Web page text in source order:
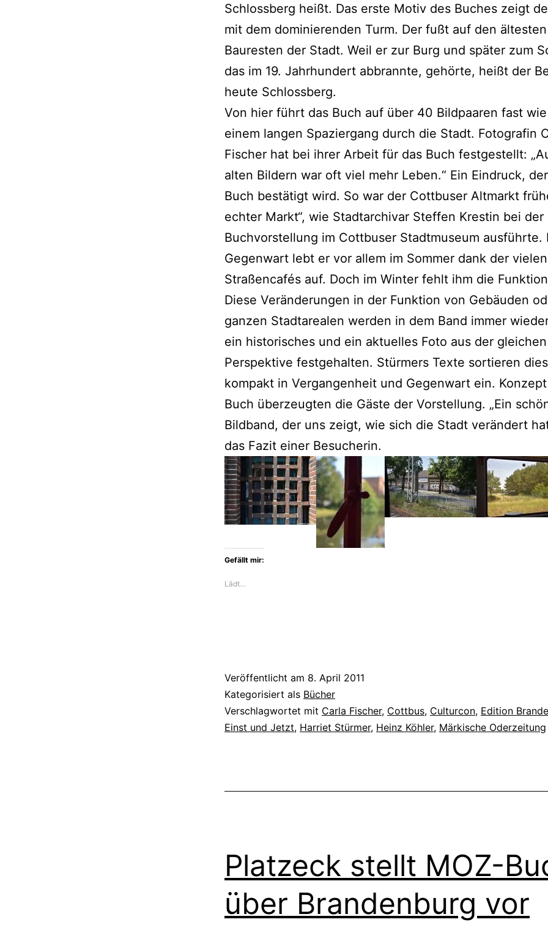
Schlossberg heißt. Das erste Motiv des Buches zeigt
mit dem dominierenden Turm. Der fußt auf den ältesten
Bauresten der Stadt. Weil er zur Burg und später zum
das im 19. Jahrhundert abbrannte, gehörte, heißt der
heute Schlossberg.
Von hier führt das Buch auf über 40 Bildpaaren fast
einem langen Spaziergang durch die Stadt. Fotografin
Fischer hat bei ihrer Arbeit für das Buch festgestellt:
alten Bildern war oft viel mehr Leben.“ Ein Eindruck,
Buch bestätigt wird. So war der Cottbuser Altmarkt
echter Markt“, wie Stadtarchivar Steffen Krestin bei der
Buchvorstellung im Cottbuser Stadtmuseum ausführte.
Gegenwart lebt er vor allem im Sommer dank der vielen
Straßencafés auf. Doch im Winter fehlt ihm die
Diese Veränderungen in der Funktion von Gebäuden
ganzen Stadtarealen werden in dem Band immer
ein historisches und ein aktuelles Foto aus der gleichen
Perspektive festgehalten. Stürmers Texte sortieren dies
kompakt in Vergangenheit und Gegenwart ein.
Buch überzeugten die Gäste der Vorstellung. „Ein
Bildband, der uns zeigt, wie sich die Stadt verändert
das Fazit einer Besucherin.
Gefällt mir:
Lädt…
Veröffentlicht am 8. April 2011
Kategorisiert als Bücher
Verschlagwortet mit Carla Fischer, Cottbus, Culturcon, Edition
Einst und Jetzt, Harriet Stürmer, Heinz Köhler, Märkische Oderzeitung
Platzeck stellt MOZ-
über Brandenburg vor